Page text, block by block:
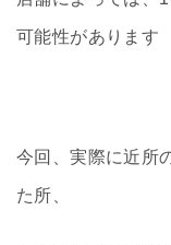
可能性があります
今回、実際に近所
た所、